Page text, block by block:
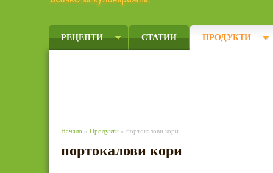
РЕЦЕПТИ СТАТИИ ПРОДУКТИ
Начало » Продукти » портокалови кори
портокалови кори